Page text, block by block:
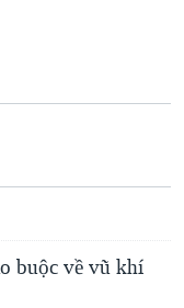
buộc về vũ khí